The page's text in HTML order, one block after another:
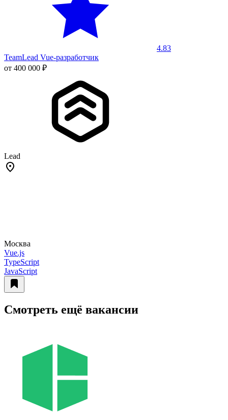
4.83
TeamLead Vue-разработчик
от 400 000 ₽
Lead
Москва
Vue.js
TypeScript
JavaScript
Смотреть ещё вакансии